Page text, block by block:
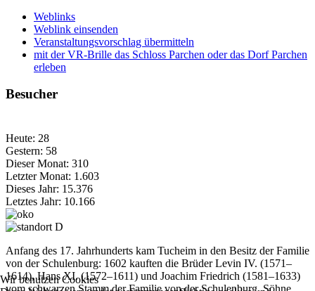
Weblinks
Weblink einsenden
Veranstaltungsvorschlag übermitteln
mit der VR-Brille das Schloss Parchen oder das Dorf Parchen
erleben
Besucher
Heute: 28
Gestern: 58
Dieser Monat: 310
Letzter Monat: 1.603
Dieses Jahr: 15.376
Letztes Jahr: 10.166
Anfang des 17. Jahrhunderts kam Tucheim in den Besitz der Familie
von der Schulenburg: 1602 kauften die Brüder Levin IV. (1571–
1614), Hans XI. (1572–1611) und Joachim Friedrich (1581–1633)
vom schwarzen Stamm der Familie von der Schulenburg, Söhne
Wir benutzen Cookies